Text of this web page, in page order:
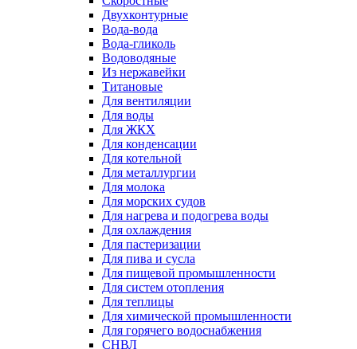
Двухконтурные
Вода-вода
Вода-гликоль
Водоводяные
Из нержавейки
Титановые
Для вентиляции
Для воды
Для ЖКХ
Для конденсации
Для котельной
Для металлургии
Для молока
Для морских судов
Для нагрева и подогрева воды
Для охлаждения
Для пастеризации
Для пива и сусла
Для пищевой промышленности
Для систем отопления
Для теплицы
Для химической промышленности
Для горячего водоснабжения
СНВЛ